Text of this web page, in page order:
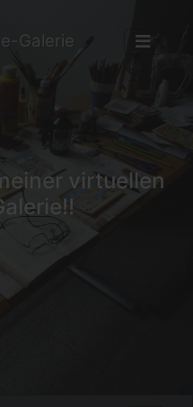
Galerie
virtuellen